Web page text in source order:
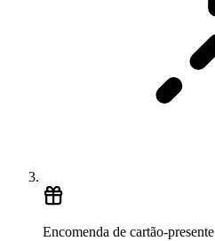
Encomenda de cartão-presente